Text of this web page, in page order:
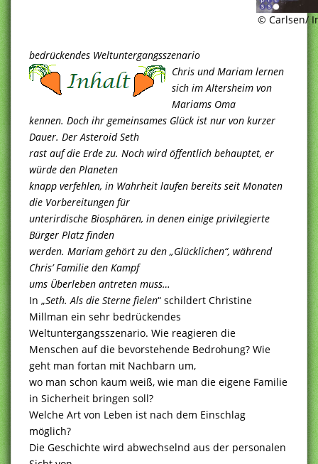
© Carlsen/
bedrückendes Weltuntergangsszenario
Chris und Mariam lernen
sich im Altersheim von
Mariams Oma
kennen. Doch ihr gemeinsames Glück ist nur von kurzer
Dauer. Der Asteroid Seth
rast auf die Erde zu. Noch wird öffentlich behauptet, er
würde den Planeten
knapp verfehlen, in Wahrheit laufen bereits seit Monaten
die Vorbereitungen für
unterirdische Biosphären, in denen einige privilegierte
Bürger Platz finden
werden. Mariam gehört zu den „Glücklichen“, während
Chris’ Familie den Kampf
ums Überleben antreten muss…
In „Seth. Als die Sterne fielen“ schildert Christine
Millman ein sehr bedrückendes
Weltuntergangsszenario. Wie reagieren die
Menschen auf die bevorstehende Bedrohung? Wie
geht man fortan mit Nachbarn um,
wo man schon kaum weiß, wie man die eigene Familie
in Sicherheit bringen soll?
Welche Art von Leben ist nach dem Einschlag
möglich?
Die Geschichte wird abwechselnd aus der personalen